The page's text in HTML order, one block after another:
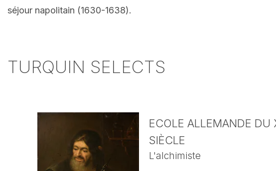
séjour napolitain (1630-1638).
TURQUIN SELECTS
ECOLE ALLEMANDE DU
SIÈCLE
L'alchimiste